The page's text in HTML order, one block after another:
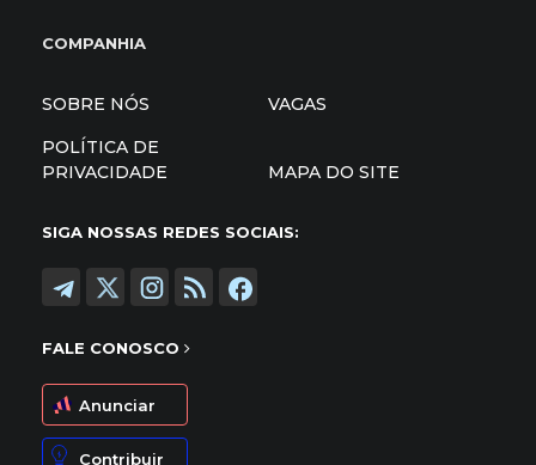
COMPANHIA
SOBRE NÓS
VAGAS
POLÍTICA DE
PRIVACIDADE
MAPA DO SITE
SIGA NOSSAS REDES SOCIAIS:
FALE CONOSCO
Anunciar
Contribuir